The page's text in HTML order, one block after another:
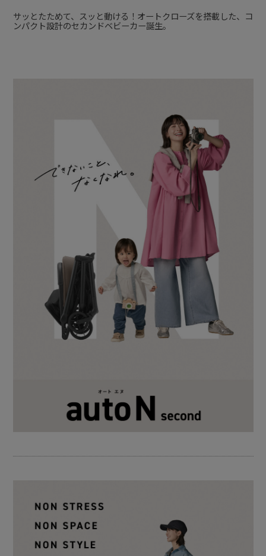
サッとたためて、スッと動ける！オートクローズを搭載した、コ
ンパクト設計のセカンドベビーカー誕生。